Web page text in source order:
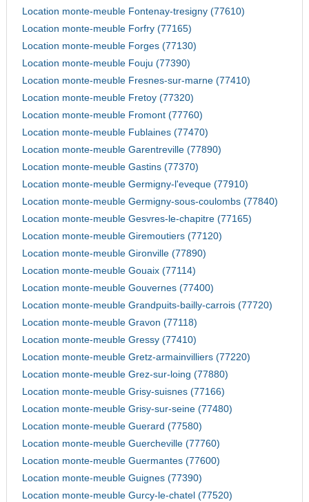
Location monte-meuble Fontenay-tresigny (77610)
Location monte-meuble Forfry (77165)
Location monte-meuble Forges (77130)
Location monte-meuble Fouju (77390)
Location monte-meuble Fresnes-sur-marne (77410)
Location monte-meuble Fretoy (77320)
Location monte-meuble Fromont (77760)
Location monte-meuble Fublaines (77470)
Location monte-meuble Garentreville (77890)
Location monte-meuble Gastins (77370)
Location monte-meuble Germigny-l'eveque (77910)
Location monte-meuble Germigny-sous-coulombs (77840)
Location monte-meuble Gesvres-le-chapitre (77165)
Location monte-meuble Giremoutiers (77120)
Location monte-meuble Gironville (77890)
Location monte-meuble Gouaix (77114)
Location monte-meuble Gouvernes (77400)
Location monte-meuble Grandpuits-bailly-carrois (77720)
Location monte-meuble Gravon (77118)
Location monte-meuble Gressy (77410)
Location monte-meuble Gretz-armainvilliers (77220)
Location monte-meuble Grez-sur-loing (77880)
Location monte-meuble Grisy-suisnes (77166)
Location monte-meuble Grisy-sur-seine (77480)
Location monte-meuble Guerard (77580)
Location monte-meuble Guercheville (77760)
Location monte-meuble Guermantes (77600)
Location monte-meuble Guignes (77390)
Location monte-meuble Gurcy-le-chatel (77520)